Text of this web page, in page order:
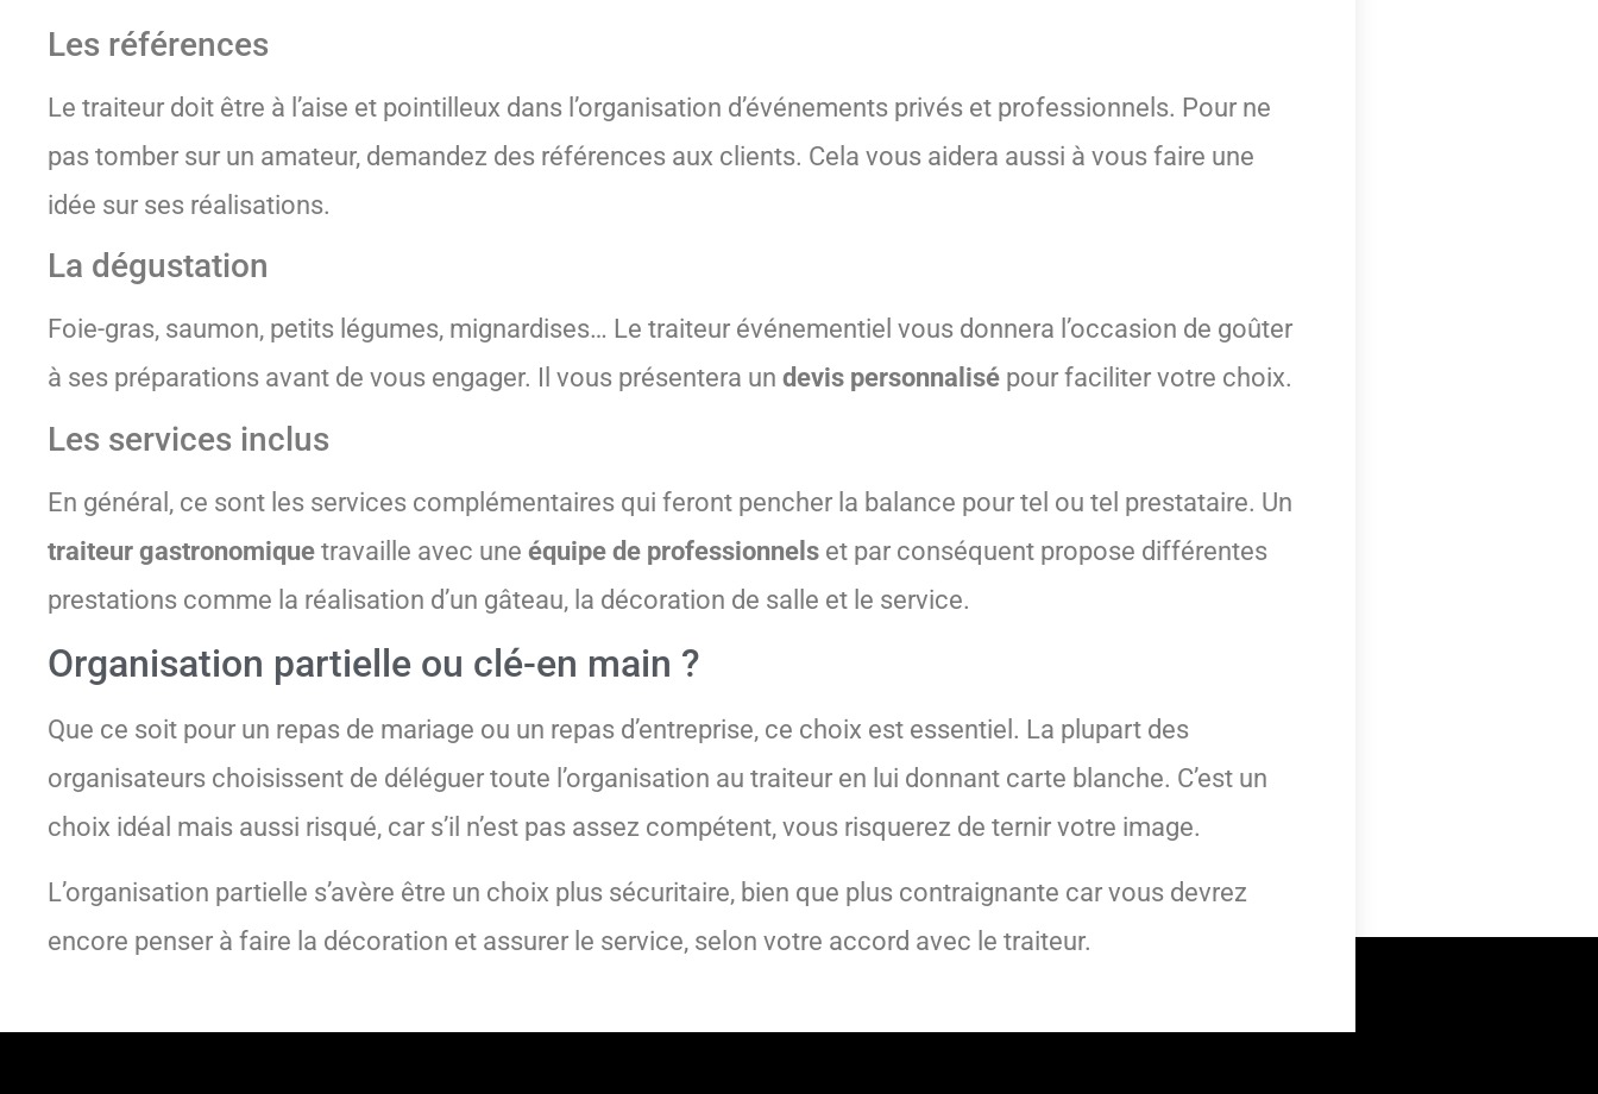
Les références
Le traiteur doit être à l’aise et pointilleux dans l’organisation d’événements privés et professionnels. Pour ne
pas tomber sur un amateur, demandez des références aux clients. Cela vous aidera aussi à vous faire une
idée sur ses réalisations.
La dégustation
Foie-gras, saumon, petits légumes, mignardises… Le traiteur événementiel vous donnera l’occasion de goûter
à ses préparations avant de vous engager. Il vous présentera un devis personnalisé pour faciliter votre choix.
Les services inclus
En général, ce sont les services complémentaires qui feront pencher la balance pour tel ou tel prestataire. Un
traiteur gastronomique travaille avec une équipe de professionnels et par conséquent propose différentes
prestations comme la réalisation d’un gâteau, la décoration de salle et le service.
Organisation partielle ou clé-en main ?
Que ce soit pour un repas de mariage ou un repas d’entreprise, ce choix est essentiel. La plupart des
organisateurs choisissent de déléguer toute l’organisation au traiteur en lui donnant carte blanche. C’est un
choix idéal mais aussi risqué, car s’il n’est pas assez compétent, vous risquerez de ternir votre image.
L’organisation partielle s’avère être un choix plus sécuritaire, bien que plus contraignante car vous devrez
encore penser à faire la décoration et assurer le service, selon votre accord avec le traiteur.